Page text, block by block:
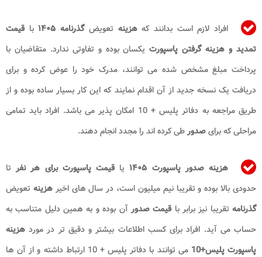
افراد لازم است بدانند کههزینه تعویضگذرنامه ۱۴۰۵ باقیمت
تمدید و هزینه گرفتن پاسپورتیکسان بوده و تفاوتی ندارد. متقاضیان با
پرداخت مبلغ مشخص شده می توانند، مدرک خود را عوض کرده و برای
دریافت یک نسخه جدید از آن اقدام نمایند که این کار بسیار ساده بوده و از
طریق مراجعه به دفاتر پلیس + 10 امکان پذیر می باشد. افراد باید تمامی
مراحلی که برایصدورطی کرده اند را مجدد انجام دهند.
هزینه صدور پاسپورت ۱۴۰۵ یاقیمت پاسپورت برای هر نفر تا
حدودی بالا بوده و تقریبا نیم میلیون است، در سال های اخیرهزینه تعویض
گذرنامهتقریبا نیز برابر با قیمت صدورآن بوده و به همین دلیل متناسب به
حساب می آید. افراد برای کسب اطلاعات بیشتر و دقیق تر در مورد هزینه
پاسپورت پلیس+10
می توانند با دفاتر پلیس + 10 ارتباط داشته و از آن ها